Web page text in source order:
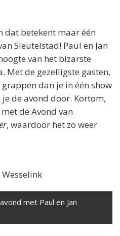
dat betekent maar één
Sleutelstad! Paul en Jan
van het bizarste
Met de gezelligste gasten,
dan je in één show
de avond door. Kortom,
de Avond van
, waardoor het zo weer
met Paul en Jan